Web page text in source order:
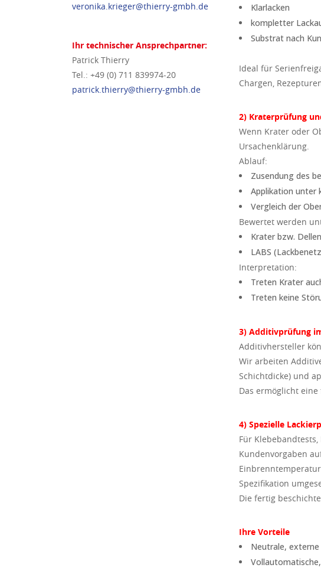
veronika.krieger@thierry-gmbh.de
Ihr technischer Ansprechpartner:
Patrick Thierry
Tel.: +49 (0) 711 839974-20
patrick.thierry@thierry-gmbh.de
Klarlacken
kompletter
Substrat nach
Ideal für
Chargen,
2) Kraterprüfung
Wenn Krater oder
Ursachenklärung.
Ablauf:
Zusendung des
Applikation unter
Vergleich der
Bewertet werden
Krater bzw. Dellen
LABS
Interpretation:
Treten Krater
Treten keine
3) Additivprüfung
Additivhersteller
Wir arbeiten
Schichtdicke) und
Das ermöglicht
4) Spezielle
Für
Kundenvorgaben
Spezifikation
Die fertig
Ihre Vorteile
Neutrale,